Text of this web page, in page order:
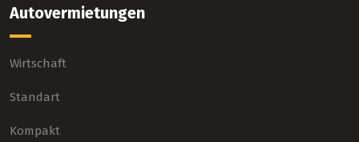
Autovermietungen
Wirtschaft
Standart
Kompakt